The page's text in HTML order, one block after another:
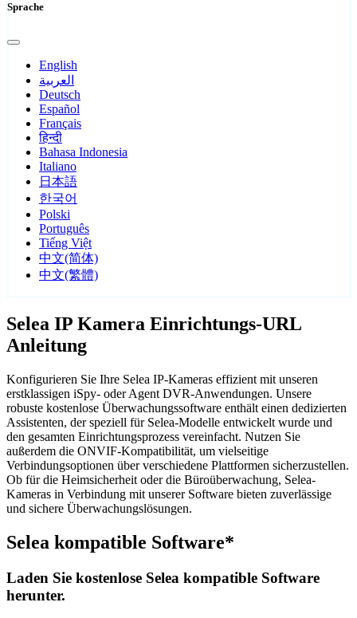
Sprache
English
العربية
Deutsch
Español
Français
हिन्दी
Bahasa Indonesia
Italiano
日本語
한국어
Polski
Português
Tiếng Việt
中文(简体)
中文(繁體)
Selea IP Kamera Einrichtungs-URL
Anleitung
Konfigurieren Sie Ihre Selea IP-Kameras effizient mit unseren
erstklassigen iSpy- oder Agent DVR-Anwendungen. Unsere
robuste kostenlose Überwachungssoftware enthält einen dedizierten
Assistenten, der speziell für Selea-Modelle entwickelt wurde und
den gesamten Einrichtungsprozess vereinfacht. Nutzen Sie
außerdem die ONVIF-Kompatibilität, um vielseitige
Verbindungsoptionen über verschiedene Plattformen sicherzustellen.
Ob für die Heimsicherheit oder die Büroüberwachung, Selea-
Kameras in Verbindung mit unserer Software bieten zuverlässige
und sichere Überwachungslösungen.
Selea kompatible Software*
Laden Sie kostenlose Selea kompatible Software
herunter.